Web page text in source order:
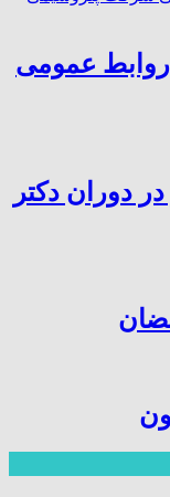
عمومی
دوران دکتر